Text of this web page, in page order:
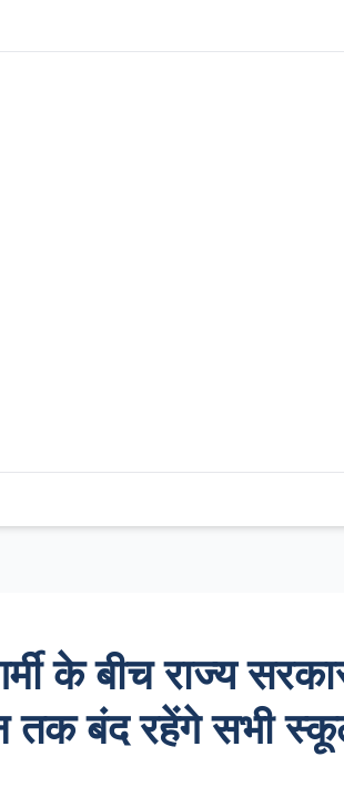
के बीच राज्य
तक बंद रहेंगे सभी